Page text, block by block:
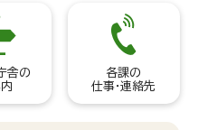
舎の
各課の
仕事・連絡先